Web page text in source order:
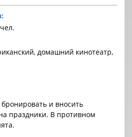
домашний кинотеатр,
и вносить
праздники. В противном